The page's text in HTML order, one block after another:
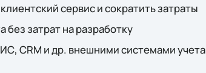
сервис и сократить затраты
без затрат на разработку
CRM и др. внешними системами учета